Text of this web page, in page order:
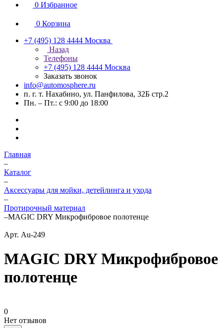
0 Избранное
0 Корзина
+7 (495) 128 4444 Москва
Назад
Телефоны
+7 (495) 128 4444 Москва
Заказать звонок
info@automosphere.ru
п. г. т. Нахабино, ул. Панфилова, 32Б стр.2
Пн. – Пт.: с 9:00 до 18:00
Главная
–
Каталог
–
Аксессуары для мойки, детейлинга и ухода
–
Протирочный материал
–MAGIC DRY Микрофибровое полотенце
Арт. Au-249
MAGIC DRY Микрофибровое
полотенце
0
Нет отзывов